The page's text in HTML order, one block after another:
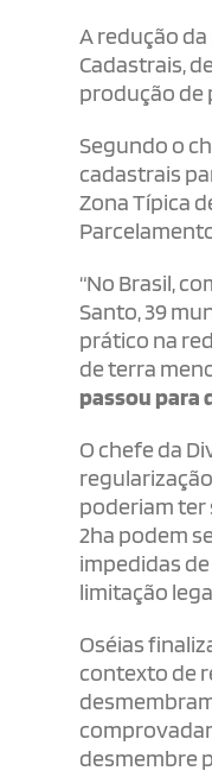
A redução
Cadastrais,
produção
Segundo o
cadastrais
Zona Típica
“No Brasil,
Santo, 39
prático na
de terra
passou para
O chefe da
poderiam ter
2ha podem
impedidas
limitação
Oséias
contexto de
desmembre